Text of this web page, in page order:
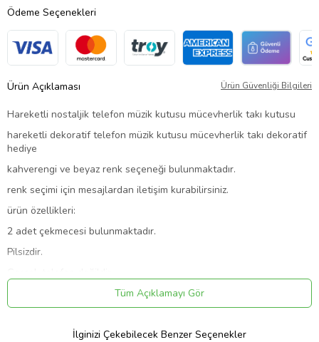
Ödeme Seçenekleri
Ürün Açıklaması Ürün Güvenliği Bilgileri
Hareketli nostaljik telefon müzik kutusu mücevherlik takı kutusu
hareketli dekoratif telefon müzik kutusu mücevherlik takı dekoratif
hediye
kahverengi ve beyaz renk seçeneği bulunmaktadır.
renk seçimi için mesajlardan iletişim kurabilirsiniz.
ürün özellikleri:
2 adet çekmecesi bulunmaktadır.
Pilsizdir.
Müzik çalması için tuş kısımlarının bulunduğu halka arama
yapılıyormuş gibi çevrilir ve ahize kısmı kaldırılır.
Genişlik: 16 cm
Tüm Açıklamayı Gör
İlginizi Çekebilecek Benzer Seçenekler